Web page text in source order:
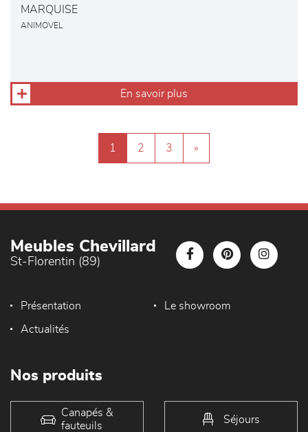
MARQUISE
ANIMOVEL
En savoir plus
1 2 3 »
Meubles Chevillard
St-Florentin (89)
Présentation Le showroom
Actualités
Nos produits
Canapés &
fauteuils
Séjours